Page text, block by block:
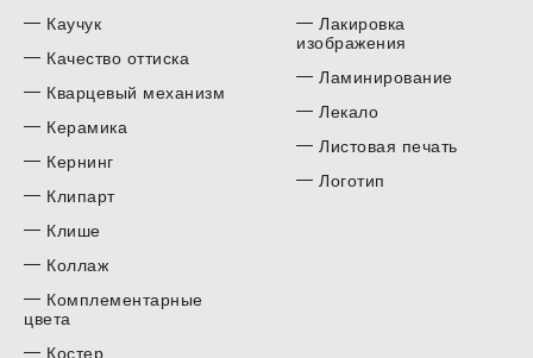
Каучук
Качество оттиска
Кварцевый механизм
Керамика
Кернинг
Клипарт
Клише
Коллаж
Комплементарные
цвета
Костер
Лакировка
изображения
Ламинирование
Лекало
Листовая печать
Логотип